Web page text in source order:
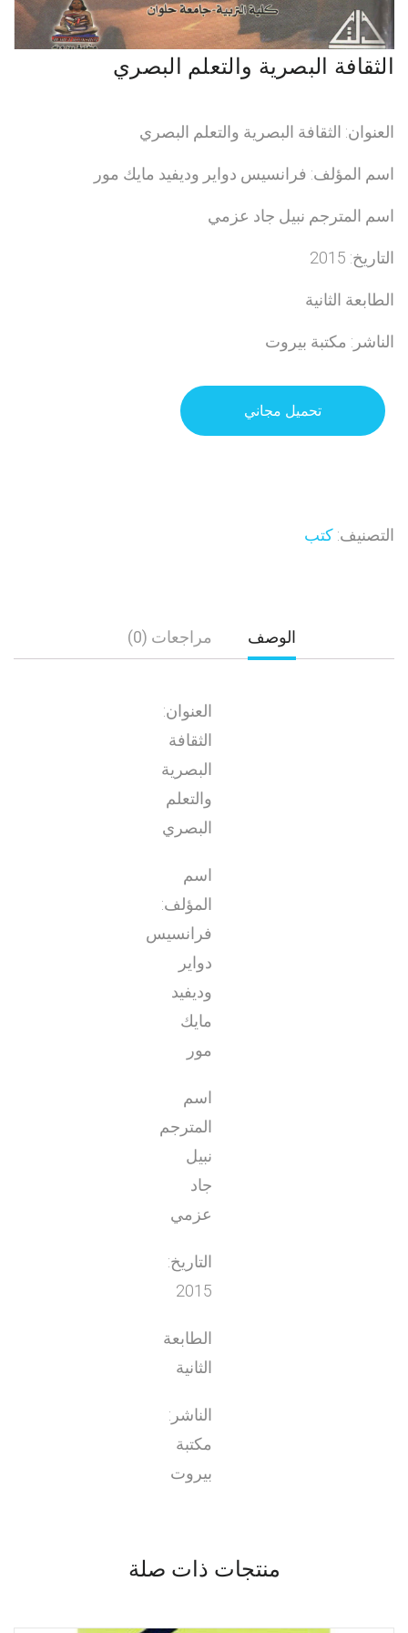
الثقافة البصرية والتعلم البصري
العنوان: الثقافة البصرية والتعلم البصري
اسم المؤلف: فرانسيس دواير وديفيد مايك مور
اسم المترجم نبيل جاد عزمي
التاريخ: 2015
الطابعة الثانية
الناشر: مكتبة بيروت
تحميل مجاني
التصنيف: كتب
الوصف مراجعات (0)
العنوان:
الثقافة
البصرية
والتعلم
البصري
اسم
المؤلف:
فرانسيس
دواير
وديفيد
مايك
مور
اسم
المترجم
نبيل
جاد
عزمي
التاريخ:
2015
الطابعة
الثانية
الناشر:
مكتبة
بيروت
منتجات ذات صلة